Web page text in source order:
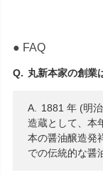
● FAQ
丸新本家の創業
1881 年 (明
造蔵として、本
本の醤油醸造発
での伝統的な醤